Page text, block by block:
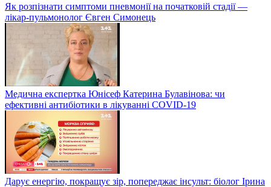
Як розпізнати симптоми пневмонії на початковій стадії —
лікар-пульмонолог Євген Симонець
Медична експертка Юнісеф Катерина Булавінова: чи
ефективні антибіотики в лікуванні COVID-19
Дарує енергію, покращує зір, попереджає інсульт: біолог Ірина